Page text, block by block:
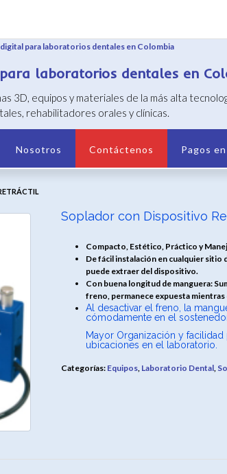
laboratorios dentales en
3D, equipos y materiales de la más alta
rehabilitadores orales y clínicas.
Nosotros Contáctenos Pagos
Soplador con Dispositivo
Compacto, Estético, Práctico y
De fácil instalación en cualquier sitio
puede extraer del dispositivo.
Con buena longitud de manguera:
freno, permanece expuesta
Al desactivar el freno, la
cómodamente en el
Mayor Organización y
ubicaciones en el laboratorio.
Categorías: Equipos, Laboratorio Dental,